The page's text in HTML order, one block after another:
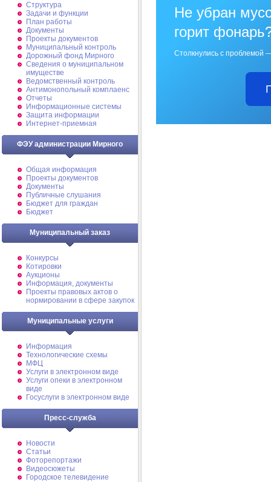
Структура
Задачи и функции
План работы
Документы
Проекты документов
Муниципальный контроль
Дорожный фонд Мирного
Cведения о муниципальном
имуществе
Ведомственный контроль
Антимонопольный комплаенс
Отчеты
Информационные системы
Защита информации
Интернет-приемная
ФЭУ администрации Мирного
Общая информация
Проекты документов
Документы
Публичные слушания
Бюджет для граждан
Бюджет
Муниципальный заказ
Конкурсы
Котировки
Аукционы
Информация, документы
Проекты правовых актов о
нормировании в сфере закупок
Муниципальные услуги
Информация
Технологические схемы
МФЦ
Услуги в электронном виде
Услуги опеки в электронном
виде
Госуслуги в электронном виде
Пресс-служба
Новости
Статьи
Фоторепортажи
Видеосюжеты
Городское телевидение
Не убран
горит
Столкнулись с проблемой